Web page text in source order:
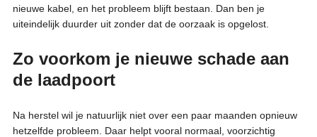
nieuwe kabel, en het probleem blijft bestaan. Dan ben je
uiteindelijk duurder uit zonder dat de oorzaak is opgelost.
Zo voorkom je nieuwe schade aan
de laadpoort
Na herstel wil je natuurlijk niet over een paar maanden opnieuw
hetzelfde probleem. Daar helpt vooral normaal, voorzichtig